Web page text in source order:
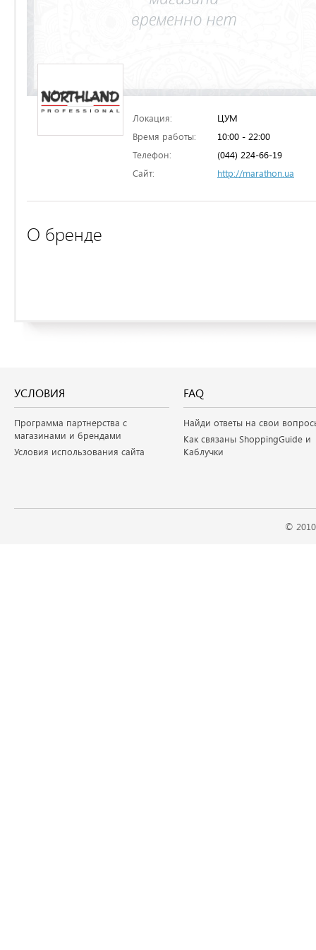
Локация:
ЦУМ
Время работы:
10:00 - 22:00
Телефон:
(044) 224-66-19
Сайт:
http://marathon.ua
О бренде
УСЛОВИЯ
Программа партнерства с
магазинами и брендами
Условия использования сайта
FAQ
Найди ответы на свои
Как связаны ShoppingGuide и
Каблучки
©